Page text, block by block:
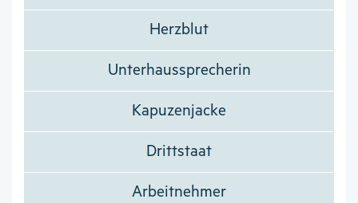
Herzblut
Unterhaussprecherin
Kapuzenjacke
Drittstaat
Arbeitnehmer